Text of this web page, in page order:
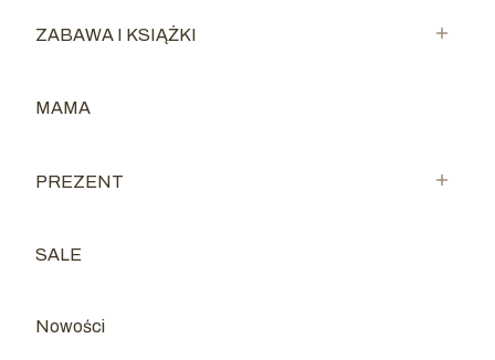
Kategoria - ZABAWA I KSIĄŻKI
ZABAWA I KSIĄŻKI
Kategoria - MAMA
MAMA
Kategoria - PREZENT
PREZENT
Kategoria - SALE
SALE
Nowości